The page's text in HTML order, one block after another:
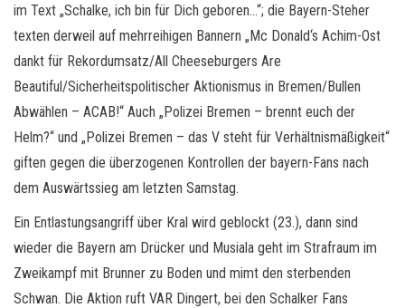
im Text „Schalke, ich bin für Dich geboren…“; die Bayern-Steher
texten derweil auf mehrreihigen Bannern „Mc Donald‘s Achim-Ost
dankt für Rekordumsatz/All Cheeseburgers Are
Beautiful/Sicherheitspolitischer Aktionismus in Bremen/Bullen
Abwählen – ACAB!“ Auch „Polizei Bremen – brennt euch der
Helm?“ und „Polizei Bremen – das V steht für Verhältnismäßigkeit“
giften gegen die überzogenen Kontrollen der bayern-Fans nach
dem Auswärtssieg am letzten Samstag.
Ein Entlastungsangriff über Kral wird geblockt (23.), dann sind
wieder die Bayern am Drücker und Musiala geht im Strafraum im
Zweikampf mit Brunner zu Boden und mimt den sterbenden
Schwan. Die Aktion ruft VAR Dingert, bei den Schalker Fans